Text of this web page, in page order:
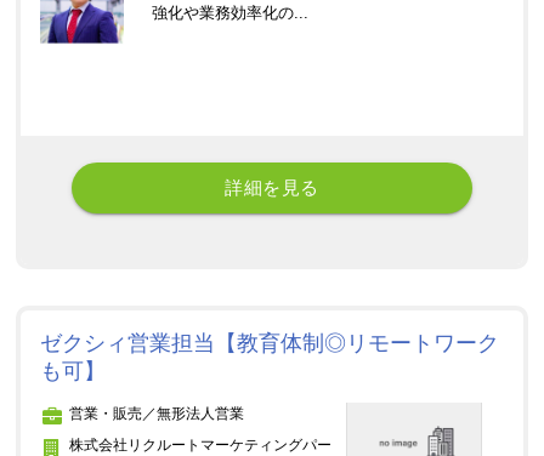
強化や業務効率化の...
詳細を見る
ゼクシィ営業担当【教育体制◎リモートワーク
も可】
営業・販売／無形法人営業
株式会社リクルートマーケティングパー